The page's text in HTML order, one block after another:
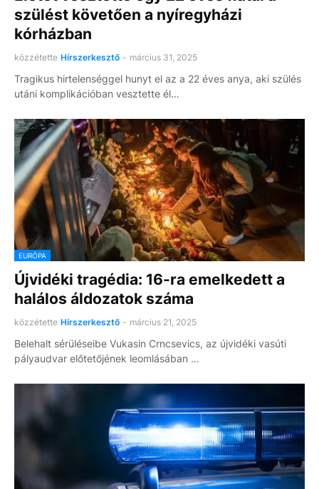
szülést követően a nyíregyházi
kórházban
közzétette Hírszerkesztő - március 31, 2025
Tragikus hirtelenséggel hunyt el az a 22 éves anya, aki szülés
utáni komplikációban vesztette él…
EURÓPA
Újvidéki tragédia: 16-ra emelkedett a
halálos áldozatok száma
közzétette Hírszerkesztő - március 21, 2025
Belehalt sérüléseibe Vukasin Crncsevics, az újvidéki vasúti
pályaudvar előtetőjének leomlásában …